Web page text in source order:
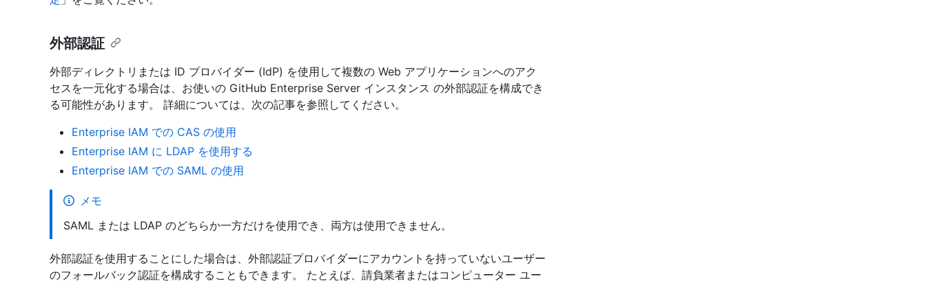
外部認証
外部ディレクトリまたは ID プロバイダー (IdP) を使用して複数の Web アプリケーションへのアク
セスを一元化する場合は、お使いの GitHub Enterprise Server インスタンス の外部認証を構成でき
る可能性があります。 詳細については、次の記事を参照してください。
Enterprise IAM での CAS の使用
Enterprise IAM に LDAP を使用する
Enterprise IAM での SAML の使用
メモ
SAML または LDAP のどちらか一方だけを使用でき、両方は使用できません。
外部認証を使用することにした場合は、外部認証プロバイダーにアカウントを持っていないユーザー
のフォールバック認証を構成することもできます。 たとえば、請負業者またはコンピューター ユー